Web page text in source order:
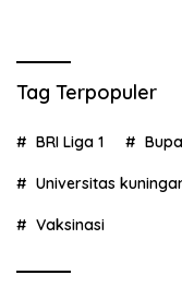
Tag Terpopuler
BRI Liga 1
Universitas
Vaksinasi